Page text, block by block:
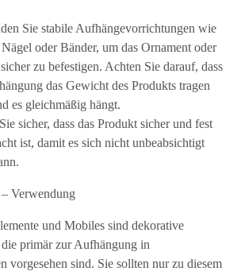
Sie stabile Aufhängevorrichtungen wie
oder Bänder, um das Ornament oder
zu befestigen. Achten Sie darauf, dass
das Gewicht des Produkts tragen
es gleichmäßig hängt.
sicher, dass das Produkt sicher und fest
ist, damit es sich nicht unbeabsichtigt
Verwendung
und Mobiles sind dekorative
die primär zur Aufhängung in
vorgesehen sind. Sie sollten nur zu diesem